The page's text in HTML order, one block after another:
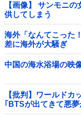
【画像】 サンモニ
供してしまう
海外「なんてこった
差に海外が大騒ぎ
中国の海水浴場の映
【批判】ワールドカ
｢BTSが出てきて悪